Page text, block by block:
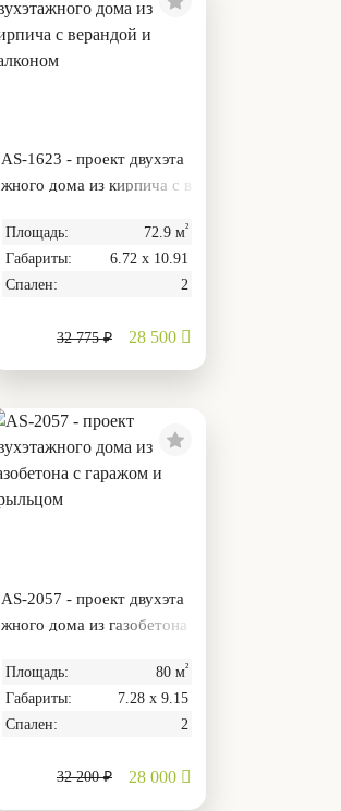
AS-1623 - проект двухэта
жного дома из кирпича с в
Площадь: 72.9 м²
Габариты:
6.72 х 10.91
Спален:
2
32 775 ₽ 28 500
AS-2057 - проект двухэта
жного дома из газобетона
Площадь: 80 м²
Габариты:
7.28 х 9.15
Спален:
2
32 200 ₽ 28 000